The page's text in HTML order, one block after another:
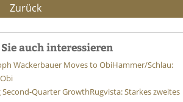
Zurück
auch interessieren
Wackerbauer Moves to ObiHammer/Schlau:
Quarter GrowthRugvista: Starkes zweites